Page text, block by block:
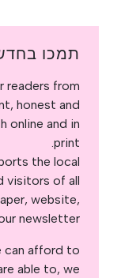
תמכו
readers from
honest and
online and in
print.
the local
visitors of all
website,
newsletter.
can afford to
able to, we